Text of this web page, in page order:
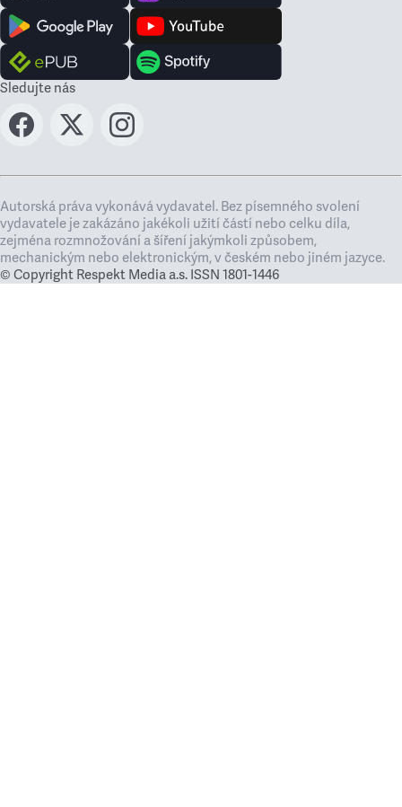
Sledujte nás
Autorská práva vykonává vydavatel. Bez písemného svolení
vydavatele je zakázáno jakékoli užití částí nebo celku díla,
zejména rozmnožování a šíření jakýmkoli způsobem,
mechanickým nebo elektronickým, v českém nebo jiném jazyce.
© Copyright Respekt Media a.s. ISSN 1801-1446